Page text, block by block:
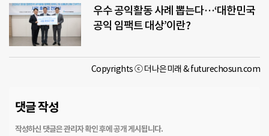
우수 공익활동 사례 뽑는다…‘대한민국
공익 임팩트 대상’이란?
Copyrights ⓒ 더나은미래 & futurechosun.com
댓글 작성